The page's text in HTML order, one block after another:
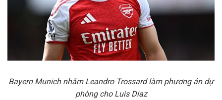
Bayern Munich nhắm Leandro Trossard làm phương án dự
phòng cho Luis Diaz